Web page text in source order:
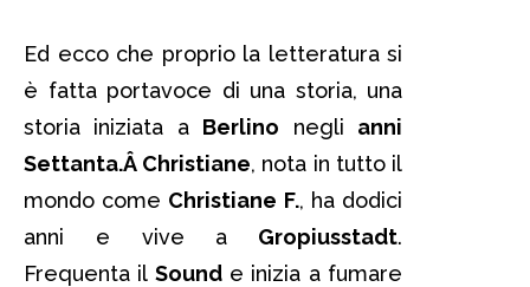
Ed ecco che proprio la letteratura si
è fatta portavoce di una storia, una
storia iniziata a Berlino negli anni
Settanta.Â Christiane, nota in tutto il
mondo come Christiane F., ha dodici
anni e vive a Gropiusstadt.
Frequenta il Sounde inizia a fumare